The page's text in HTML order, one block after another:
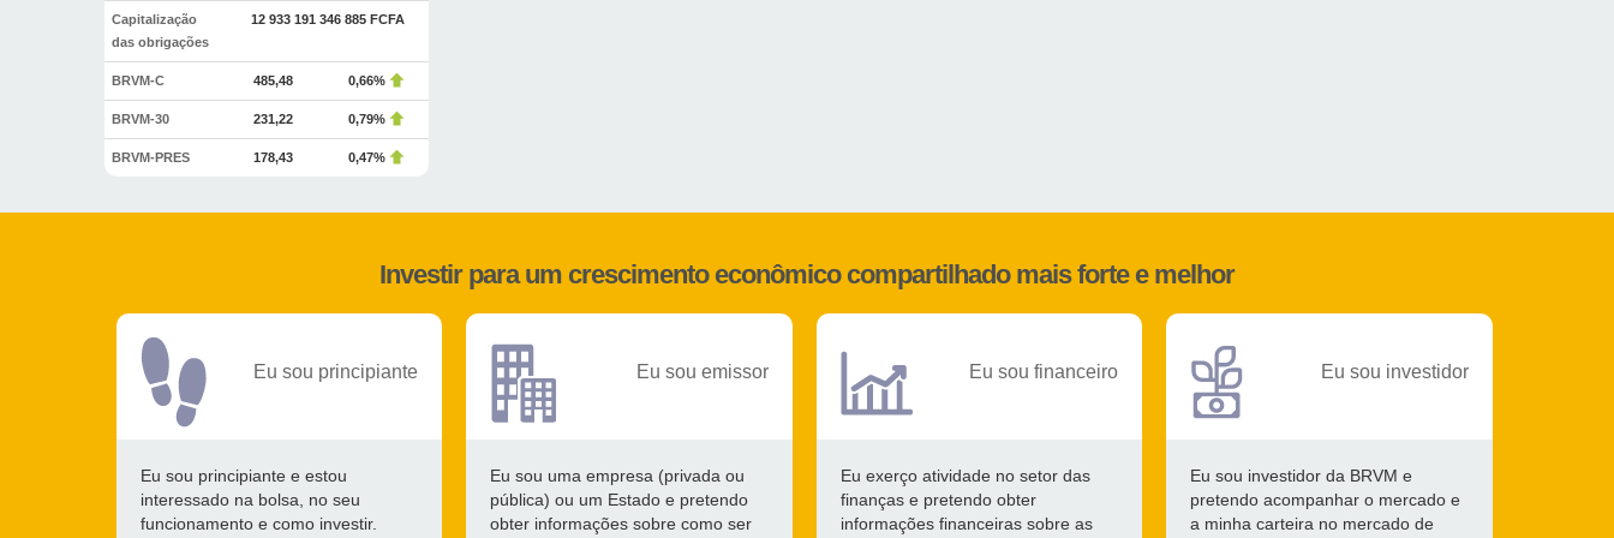
Capitalização
das obrigações
12 933 191 346 885 FCFA
BRVM-C 485,48 0,66%
BRVM-30 231,22 0,79%
BRVM-PRES 178,43 0,47%
Investir para um crescimento econômico compartilhado mais forte e melhor
Eu sou principiante
Eu sou principiante e estou
interessado na bolsa, no seu
funcionamento e como investir.
Eu sou emissor
Eu sou uma empresa (privada ou
pública) ou um Estado e pretendo
obter informações sobre como ser
Eu sou financeiro
Eu exerço atividade no setor das
finanças e pretendo obter
informações financeiras sobre as
Eu sou investidor
Eu sou investidor da BRVM e
pretendo acompanhar o mercado e
a minha carteira no mercado de